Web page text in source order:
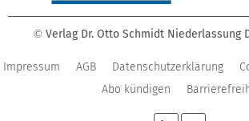
© Verlag Dr. Otto Schmidt Niederlassung
Impressum AGB Datenschutzerklärung
Abo kündigen